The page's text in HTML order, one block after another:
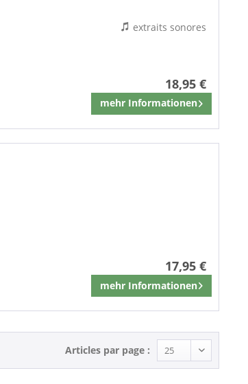
18,95 €
mehr Informationen
Mémoriser
extraits sonores
17,95 €
mehr Informationen
Mémoriser
Articles par page :